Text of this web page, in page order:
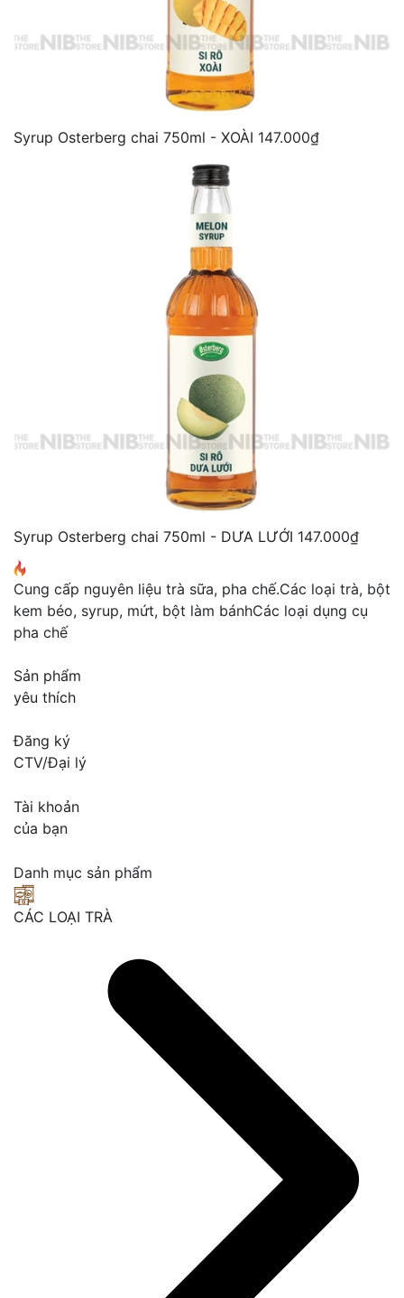
Syrup Osterberg chai 750ml - XOÀI 147.000₫
Syrup Osterberg chai 750ml - DƯA LƯỚI 147.000₫
Cung cấp nguyên liệu trà sữa, pha chế.Các loại trà, bột
kem béo, syrup, mứt, bột làm bánhCác loại dụng cụ
pha chế
Sản phẩm
yêu thích
Đăng ký
CTV/Đại lý
Tài khoản
của bạn
Danh mục sản phẩm
CÁC LOẠI TRÀ